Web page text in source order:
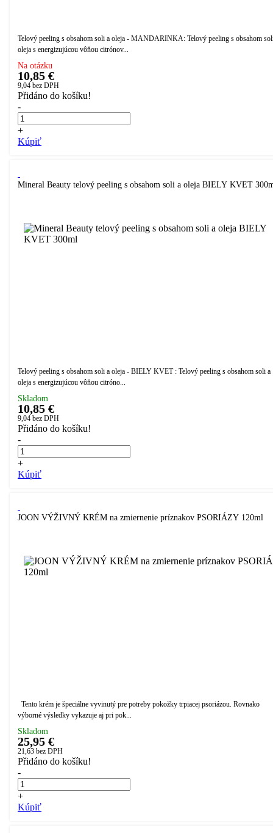
Telový peeling s obsahom soli a oleja - MANDARINKA: Telový peeling s obsahom
oleja s energizujúcou vôňou citrónov...
Na otázku
10,85 €
9,04 bez DPH
Přidáno do košíku!
-
+
Kúpiť
Mineral Beauty telový peeling s obsahom soli a oleja BIELY KVET
Telový peeling s obsahom soli a oleja - BIELY KVET : Telový peeling s obsahom soli a
oleja s energizujúcou vôňou citróno...
Skladom
10,85 €
9,04 bez DPH
Přidáno do košíku!
-
+
Kúpiť
JOON VÝŽIVNÝ KRÉM na zmiernenie príznakov PSORIÁZY 120ml
Tento krém je špeciálne vyvinutý pre potreby pokožky trpiacej psoriázou. Rovnako
výborné výsledky vykazuje aj pri pok...
Skladom
25,95 €
21,63 bez DPH
Přidáno do košíku!
-
+
Kúpiť